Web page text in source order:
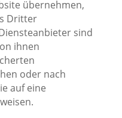
übernehmen,
Dritter
sind
ihnen
oder nach
auf eine